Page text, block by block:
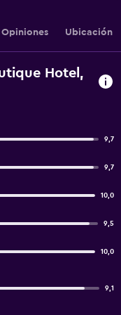
Opiniones Ubicación
Hotel,
9,7
9,7
10,0
9,5
10,0
9,1